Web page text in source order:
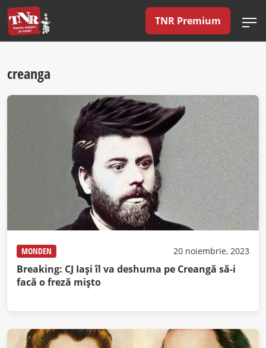
TNR Premium
creanga
MONDEN 20 noiembrie, 2023
Breaking: CJ Iaşi îl va deshuma pe Creangă să-i
facă o freză mişto